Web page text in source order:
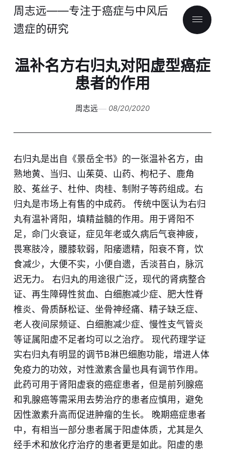
周志远——专注于癌症与中风后
遗症的研究
温补名方右归丸对阳虚型癌症
患者的作用
周志远 08/20/2020
右归丸是出自《景岳全书》的一张温补名方，由
熟地黄、当归、山茱萸、山药、枸杞子、鹿角
胶、菟丝子、杜仲、肉桂、制附子等药组成。右
归丸是市场上有售的中成药。 ​传统中医认为右归
丸有温补肾阳，填精益髓的作用。用于肾阳不
足，命门火衰证，症见年老或久病后气衰神疲，
畏寒肢冷，腰膝软弱，阳痿遗精，阳衰不育，饮
食减少，大便不实，小便自遗，舌淡苔白，脉沉
迟无力。 右归丸的用途很广泛，现代的肾病整合
证、再生障碍性贫血、白细胞减少症、肥大性脊
椎炎、骨质酥松证、坐骨神经痛、精子缺乏症、
老人夜间尿频证、白细胞减少症、慢性支气管炎
等证属阳虚不足​者均可以之治疗。 现代药理学证
实右归丸有明显的调节B淋巴细胞功能，增进人体
免疫力的功效，对性激素含量也具有调节作用。
此药可用于肾阳虚衰的癌症患者，但是前列腺癌
和乳腺癌等需采用去势治疗的患者应慎用，避免
因性激素升高而促进肿瘤的生长。 晚期癌症患者
中，有相当一部分患者属于阳虚体质，尤其是久
经手术和放化疗治疗的患者更是如此。阳虚的患